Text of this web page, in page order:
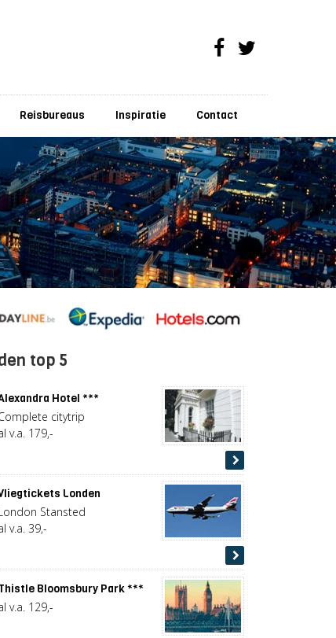
Reisbureaus Inspiratie Contact
top 5
Hotel ***
citytrip
v.a. 179,-
Londen
Stansted
v.a. 39,-
Bloomsbury Park ***
v.a. 129,-